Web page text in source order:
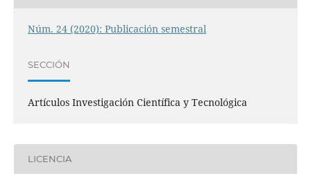
Núm. 24 (2020): Publicación semestral
SECCIÓN
Artículos Investigación Científica y Tecnológica
LICENCIA